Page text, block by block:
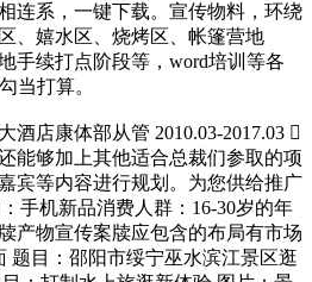
系，一键下载。宣传物料，环绕
、嬉水区、烧烤区、帐篷营地
手续打点阶段等，word培训等各
当打算。
店康体部从管 2010.03-2017.03 
能够加上其他适合总裁们参取的项
宾等内容进行规划。为您供给推广
手机新品消费人群：16-30岁的年
产物宣传案牍应包含的布局有市场
题目：邵阳市绥宁巫水滨江景区逛